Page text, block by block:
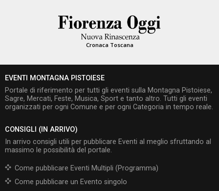
Cronaca Toscana
EVENTI MONTAGNA PISTOIESE
Portale di riferimento per tutti gli eventi sulla Montagna Pistoiese,
Sagre, Mercati, Feste, Musica, Sport e tanto altro. Tutti gli eventi
organizzati per ogni Comune e per ogni Categoria in tempo reale.
CONSIGLI (IN ARRIVO)
In arrivo consigli utili per pubblicare Eventi al meglio sfruttando al
massimo le possibilità del portale.
Come pubblicare Eventi Multipli (Programma)
Come pubblicare un Evento singolo